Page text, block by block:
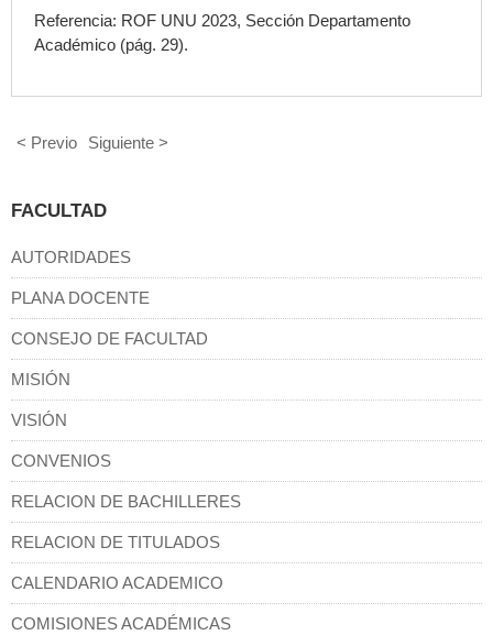
Referencia: ROF UNU 2023, Sección Departamento
Académico (pág. 29).
< Previo Siguiente >
FACULTAD
AUTORIDADES
PLANA DOCENTE
CONSEJO DE FACULTAD
MISIÓN
VISIÓN
CONVENIOS
RELACION DE BACHILLERES
RELACION DE TITULADOS
CALENDARIO ACADEMICO
COMISIONES ACADÉMICAS